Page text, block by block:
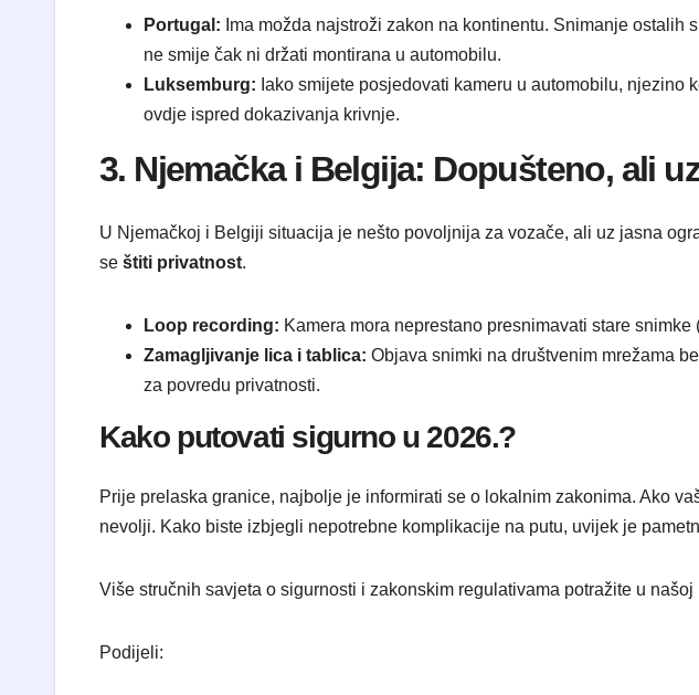
Portugal: Ima možda najstroži zakon na kontinentu. Snimanje
ne smije čak ni držati montirana u automobilu.
Luksemburg: Iako smijete posjedovati kameru u automobilu,
ovdje ispred dokazivanja krivnje.
​3. Njemačka i Belgija: Dopušteno, ali
​U Njemačkoj i Belgiji situacija je nešto povoljnija za vozače, ali uz jasna
se štiti privatnost.
Loop recording: Kamera mora neprestano presnimavati stare
Zamagljivanje lica i tablica: Objava snimki na društvenim mrežama
za povredu privatnosti.
​Kako putovati sigurno u 2026.?
​Prije prelaska granice, najbolje je informirati se o lokalnim zakonima. Ako
nevolji. Kako biste izbjegli nepotrebne komplikacije na putu, uvijek je
​Više stručnih savjeta o sigurnosti i zakonskim regulativama potražite u našoj
Podijeli: